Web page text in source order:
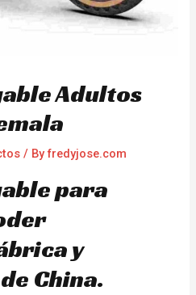
Adultos
/ Byfredyjose.com
para
y
China.